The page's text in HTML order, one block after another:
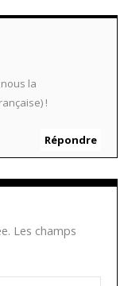
la
!
Répondre
Les champs